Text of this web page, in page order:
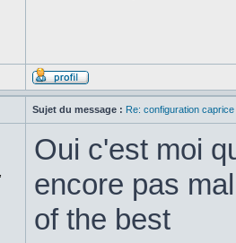
Sujet du message : Re: configuration
Oui c'est moi
encore pas
of the best